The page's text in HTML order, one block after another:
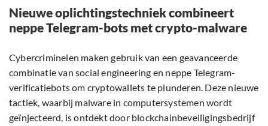
Nieuwe oplichtingstechniek combineert
neppe Telegram-bots met crypto-malware
Cybercriminelen maken gebruik van een geavanceerde
combinatie van social engineering en neppe Telegram-
verificatiebots om cryptowallets te plunderen. Deze nieuwe
tactiek, waarbij malware in computersystemen wordt
geïnjecteerd, is ontdekt door blockchainbeveiligingsbedrijf